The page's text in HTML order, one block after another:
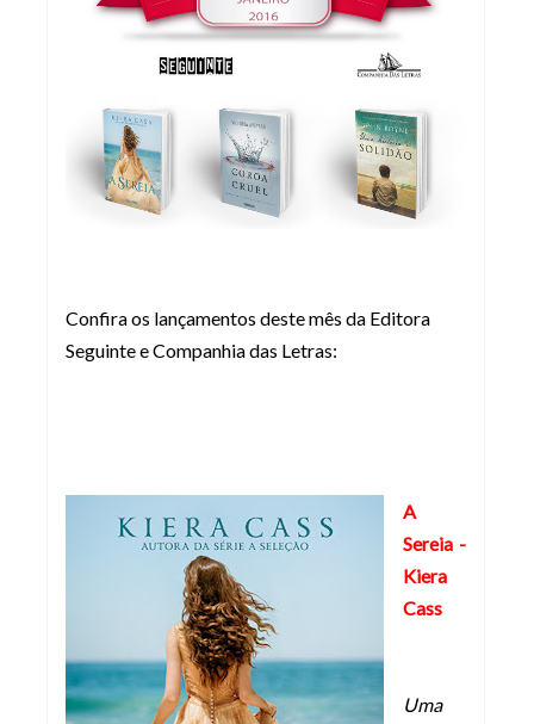
Confira os lançamentos deste mês da Editora
Seguinte e Companhia das Letras:
A
Sereia -
Kiera
Cass
Uma